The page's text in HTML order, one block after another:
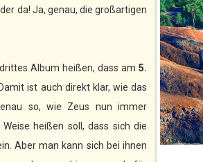
da! Ja, genau, die großartigen
Album heißen, dass am 5.
ist auch direkt klar, wie das
so, wie Zeus nun immer
heißen soll, dass sich die
Aber man kann sich bei ihnen